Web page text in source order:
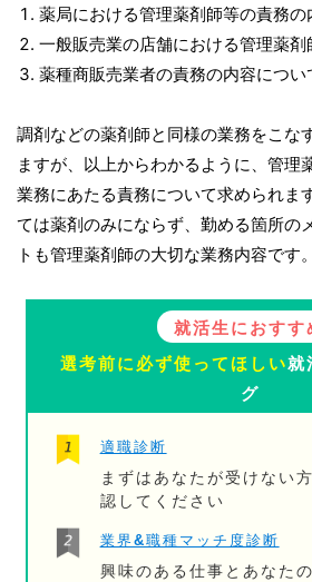
薬局における管理薬剤師等の責務の
一般販売業の店舗における管理薬
薬種商販売業者の責務の内容につい
調剤などの薬剤師と同様の業務をこな
ますが、以上からわかるように、管理
業務にあたる責務について求められま
ては薬剤のみにならず、勤める箇所の
トも管理薬剤師の大切な業務内容です。
就活生におすす
選考前に必ず使ってほしい就
グ
適職診断
まずはあなたが受けない
認してください
業界&職種マッチ度診断
興味のある仕事とあなた